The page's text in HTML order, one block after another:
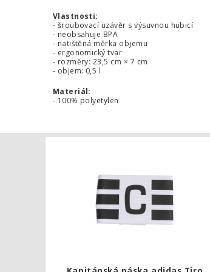
Vlastnosti:
- šroubovací uzávěr s výsuvnou hubicí
- neobsahuje BPA
- natištěná měrka objemu
- ergonomický tvar
- rozměry: 23,5 cm × 7 cm
- objem: 0,5 l
Materiál:
- 100% polyetylen